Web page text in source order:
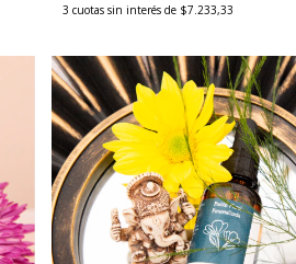
3 cuotas sin interés de $7.233,33